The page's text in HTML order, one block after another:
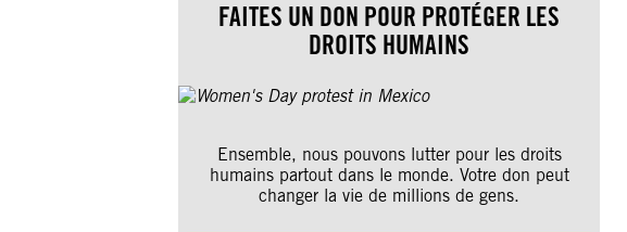
FAITES UN DON POUR PROTÉGER LES
DROITS HUMAINS
Ensemble, nous pouvons lutter pour les droits
humains partout dans le monde. Votre don peut
changer la vie de millions de gens.